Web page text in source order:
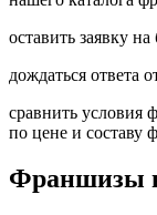
оставить заявку
дождаться ответа
сравнить условия
по цене и составу
Франшизы